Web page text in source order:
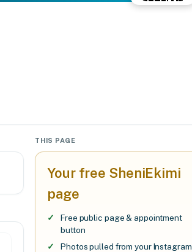
THIS PAGE
Your free SheniEkimi
page
Free public page & appointment
button
Photos pulled from your Instagram